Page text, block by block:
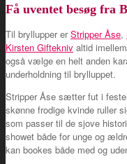
Få uventet besøg fra
Til bryllupper erStripper Åse,
Kirsten Giftekniv altid
også vælge en helt anden
underholdning til brylluppet.
Stripper Åse sætter fut i
skønne frodige kvinde ruller
som passer til de sjove
showet både for unge og
kan bookes både med og